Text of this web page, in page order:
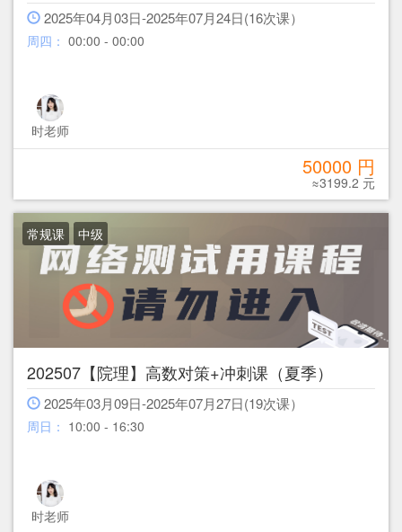
2025年04月03日-2025年07月24日(16次课）
周四： 00:00 - 00:00
时老师
50000 円
≈3199.2 元
常规课 中级
202507【院理】高数对策+冲刺课（夏季）
2025年03月09日-2025年07月27日(19次课）
周日： 10:00 - 16:30
时老师